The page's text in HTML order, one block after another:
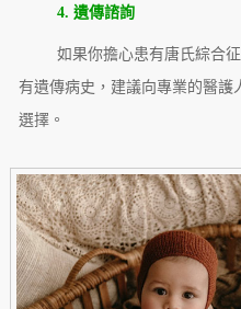
4. 遺傳諮詢
如果你擔心患有唐氏綜合
有遺傳病史，建議向專業的醫護
選擇。